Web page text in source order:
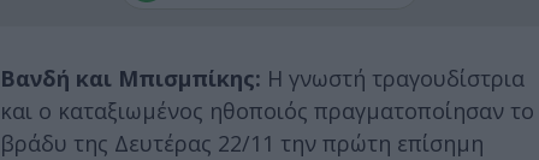
Βανδή και Μπισμπίκης: Η γνωστή τραγουδίστρια
και ο καταξιωμένος ηθοποιός πραγματοποίησαν το
βράδυ της Δευτέρας 22/11 την πρώτη επίσημη